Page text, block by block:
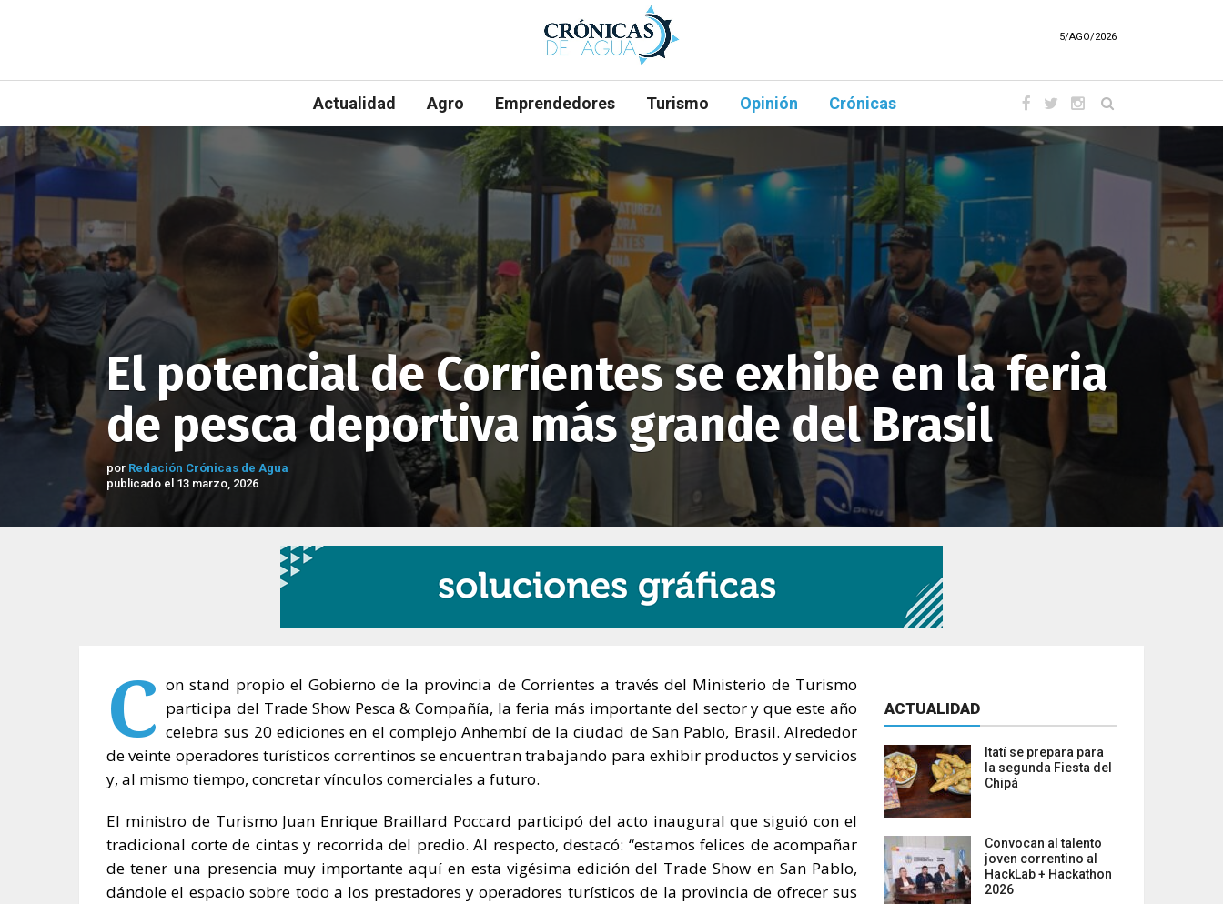
5/AGO/2026
Actualidad Agro Emprendedores Turismo Opinión Crónicas
El potencial de Corrientes se exhibe en la feria
de pesca deportiva más grande del Brasil
por Redación Crónicas de Agua
publicado el 13 marzo, 2026
C on stand propio el Gobierno de la provincia de Corrientes a través del Ministerio de Turismo
participa del Trade Show Pesca & Compañía, la feria más importante del sector y que este año
celebra sus 20 ediciones en el complejo Anhembí de la ciudad de San Pablo, Brasil. Alrededor
de veinte operadores turísticos correntinos se encuentran trabajando para exhibir productos y servicios
y, al mismo tiempo, concretar vínculos comerciales a futuro.
El ministro de Turismo Juan Enrique Braillard Poccard participó del acto inaugural que siguió con el
tradicional corte de cintas y recorrida del predio. Al respecto, destacó: “estamos felices de acompañar
de tener una presencia muy importante aquí en esta vigésima edición del Trade Show en San Pablo,
dándole el espacio sobre todo a los prestadores y operadores turísticos de la provincia de ofrecer sus
ACTUALIDAD
Itatí se prepara para
la segunda Fiesta del
Chipá
Convocan al talento
joven correntino al
HackLab + Hackathon
2026